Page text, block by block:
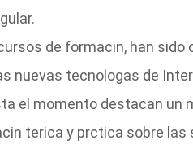
de formacin, han sido
nuevas tecnologas de
el momento destacan un
terica y prctica sobre las